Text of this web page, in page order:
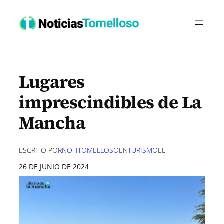
contenido
Lugares
imprescindibles de La
Mancha
ESCRITO PORNOTITOMELLOSOENTURISMOEL
26 DE JUNIO DE 2024